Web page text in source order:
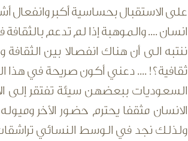
على الاستقبال بحساسية أكبر وانفعال
انسان .... والموهبة إذا لم تدعم
ننتبه الى أن هناك انفصالا بين
ثقافية؟! .... دعني أكون صريحة في هذا
السعوديات ببعضهن سيئة تفتقر إلى
الانسان مثقفا يحترم حضور الأخر
ولذلك نجد في الوسط النسائي تراشقات (